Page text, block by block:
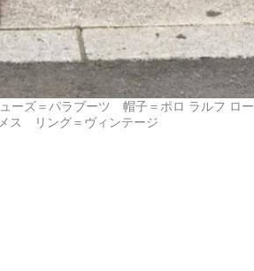
ズ＝パラブーツ 帽子＝ポロ ラルフ ロー
ス リング＝ヴィンテージ